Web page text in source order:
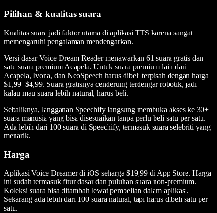
Pilihan & kualitas suara
Kualitas suara jadi faktor utama di aplikasi TTS karena sangat
memengaruhi pengalaman mendengarkan.
Versi dasar Voice Dream Reader menawarkan 61 suara gratis dan
satu suara premium Acapela. Untuk suara premium lain dari
Acapela, Ivona, dan NeoSpeech harus dibeli terpisah dengan harga
$1,99–$4,99. Suara gratisnya cenderung terdengar robotik, jadi
kalau mau suara lebih natural, harus beli.
Sebaliknya, langganan Speechify langsung membuka akses ke 30+
suara manusia yang bisa disesuaikan tanpa perlu beli satu per satu.
Ada lebih dari 100 suara di Speechify, termasuk suara selebriti yang
menarik.
Harga
Aplikasi Voice Dreamer di iOS seharga $19,99 di App Store. Harga
ini sudah termasuk fitur dasar dan puluhan suara non-premium.
Koleksi suara bisa ditambah lewat pembelian dalam aplikasi.
Sekarang ada lebih dari 100 suara natural, tapi harus dibeli satu per
satu.